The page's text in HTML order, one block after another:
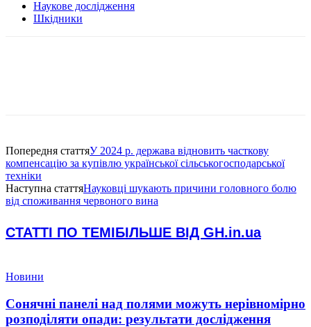
Наукове дослідження
Шкідники
Попередня статтяУ 2024 р. держава відновить часткову
компенсацію за купівлю української сільськогосподарської
техніки
Наступна статтяНауковці шукають причини головного болю
від споживання червоного вина
СТАТТІ ПО ТЕМІБІЛЬШЕ ВІД GH.in.ua
Новини
Сонячні панелі над полями можуть нерівномірно
розподіляти опади: результати дослідження